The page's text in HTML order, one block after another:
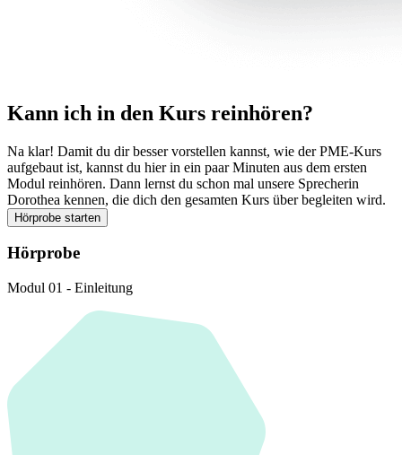
Kann ich in den Kurs reinhören?
Na klar! Damit du dir besser vorstellen kannst, wie der PME-Kurs
aufgebaut ist, kannst du hier in ein paar Minuten aus dem ersten
Modul reinhören. Dann lernst du schon mal unsere Sprecherin
Dorothea kennen, die dich den gesamten Kurs über begleiten wird.
Hörprobe starten
Hörprobe
Modul 01 - Einleitung